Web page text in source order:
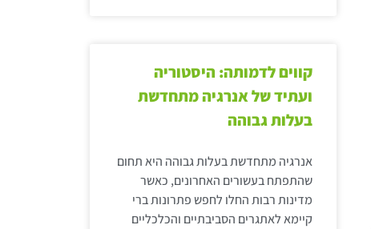
קווים לדמותה: היסטוריה
ועתיד של אנרגיה מתחדשת
בעלות גבוהה
אנרגיה מתחדשת בעלות גבוהה היא תחום
שהתפתח בעשורים האחרונים, כאשר
מדינות רבות החלו לחפש פתרונות ברי
קיימא לאתגרים הסביבתיים והכלכליים